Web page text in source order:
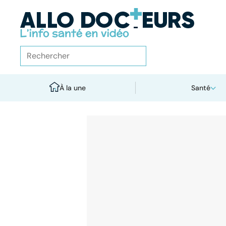
À la une Santé